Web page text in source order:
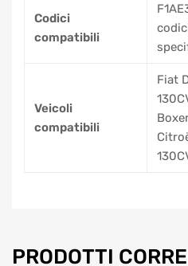
Codici
compatibili
Veicoli
compatibili
Fiat
PRODOTTI